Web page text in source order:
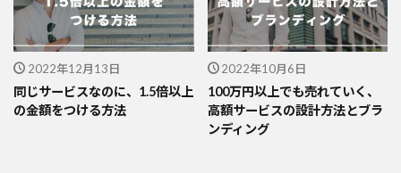
2022年12月13日
同じサービスなのに、1.5倍以上
の金額をつける方法
2022年10月6日
100万円以上でも売れていく、
高額サービスの設計方法とブラ
ンディング